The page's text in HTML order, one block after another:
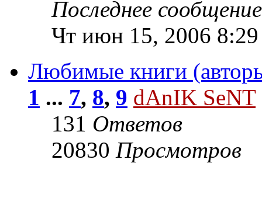
Последнее
Чт июн 15, 2006
Любимые книги
1 ... 7, 8, 9 dAnIK SeNT
131 Ответов
20830 Просмотров